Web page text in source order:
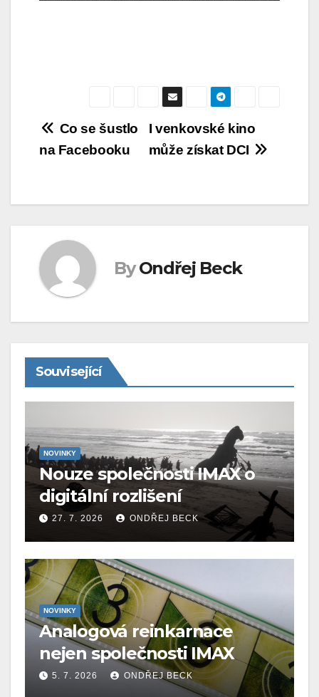
Navigace
pro
I venkovské kino
může získat DCI
Co se šustlo
na Facebooku
By Ondřej Beck
Související
NOVINKY
Nouze společnosti IMAX o
digitální rozlišení
27. 7. 2026 ONDŘEJ BECK
NOVINKY
Analogová reinkarnace
nejen společnosti IMAX
5. 7. 2026 ONDŘEJ BECK